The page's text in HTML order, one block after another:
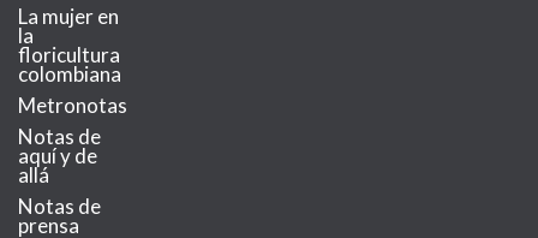
La mujer en
la
floricultura
colombiana
Metronotas
Notas de
aquí y de
allá
Notas de
prensa